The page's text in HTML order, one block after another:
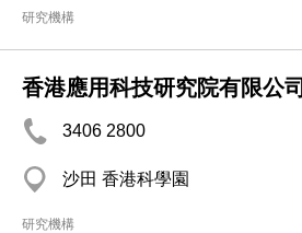
研究機構
香港應用科技研究院有限公司
3406 2800
沙田 香港科學園
研究機構